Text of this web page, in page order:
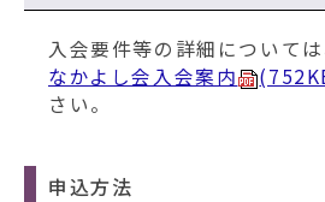
入会要件等の詳細について
なかよし会入会案内
さい。
申込方法